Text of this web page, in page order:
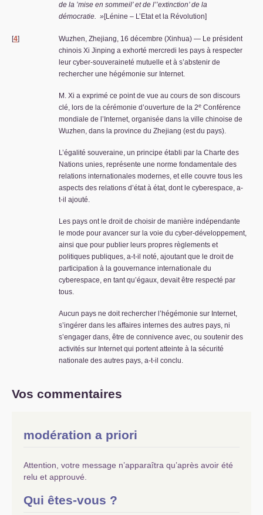
de la ’mise en sommeil’ et de l’’extinction’ de la
démocratie. »[Lénine – L’Etat et la Révolution]
[4]
Wuzhen, Zhejiang, 16 décembre (Xinhua) — Le président
chinois Xi Jinping a exhorté mercredi les pays à respecter
leur cyber-souveraineté mutuelle et à s’abstenir de
rechercher une hégémonie sur Internet.
M. Xi a exprimé ce point de vue au cours de son discours
clé, lors de la cérémonie d’ouverture de la 2e Conférence
mondiale de l’Internet, organisée dans la ville chinoise de
Wuzhen, dans la province du Zhejiang (est du pays).
L’égalité souveraine, un principe établi par la Charte des
Nations unies, représente une norme fondamentale des
relations internationales modernes, et elle couvre tous les
aspects des relations d’état à état, dont le cyberespace, a-
t-il ajouté.
Les pays ont le droit de choisir de manière indépendante
le mode pour avancer sur la voie du cyber-développement,
ainsi que pour publier leurs propres règlements et
politiques publiques, a-t-il noté, ajoutant que le droit de
participation à la gouvernance internationale du
cyberespace, en tant qu’égaux, devait être respecté par
tous.
Aucun pays ne doit rechercher l’hégémonie sur Internet,
s’ingérer dans les affaires internes des autres pays, ni
s’engager dans, être de connivence avec, ou soutenir des
activités sur Internet qui portent atteinte à la sécurité
nationale des autres pays, a-t-il conclu.
Vos commentaires
modération a priori
Attention, votre message n’apparaîtra qu’après avoir été
relu et approuvé.
Qui êtes-vous ?